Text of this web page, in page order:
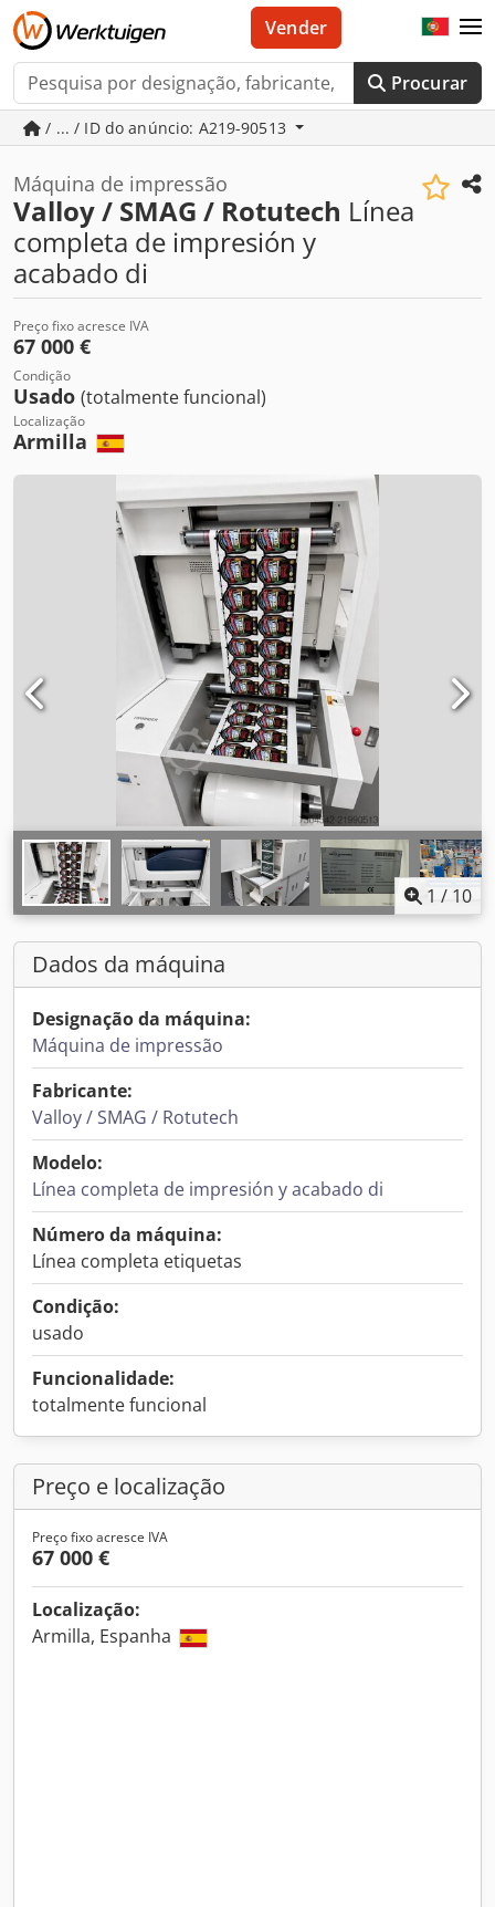
Procurar
Vender
/ ... / ID do anúncio: A219-90513
Máquina de impressão
Valloy / SMAG / Rotutech Línea
completa de impresión y
acabado di
Preço fixo acresce IVA
67 000 €
Condição
Usado (totalmente funcional)
Localização
Armilla
1 / 10
Dados da máquina
Designação da máquina:
Máquina de impressão
Fabricante:
Valloy / SMAG / Rotutech
Modelo:
Línea completa de impresión y acabado di
Número da máquina:
Línea completa etiquetas
Condição:
usado
Funcionalidade:
totalmente funcional
Preço e localização
Preço fixo acresce IVA
67 000 €
Localização:
Armilla, Espanha